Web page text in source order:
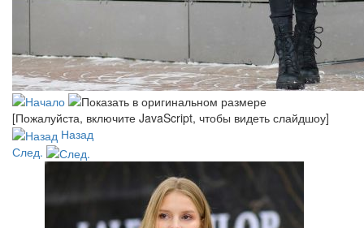
[Пожалуйста, включите JavaScript, чтобы видеть слайдшоу]
Назад
След.